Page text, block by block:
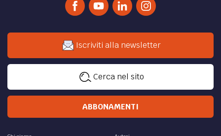
Iscriviti alla newsletter
Cerca nel sito
ABBONAMENTI